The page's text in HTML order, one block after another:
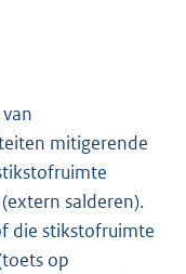
mitigerende
salderen).
die stikstofruimte
op